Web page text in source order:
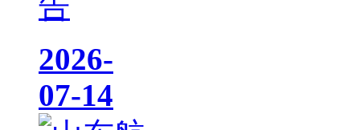
2026-
07-14